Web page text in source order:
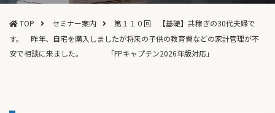
TOP セミナー案内
第１１０回 【基礎】共稼ぎの30代夫婦で
す。 昨年、自宅を購入しましたが将来の子供の教育費などの家計管理が不
安で相談に来ました。 「FPキャプテン2026年版対応」